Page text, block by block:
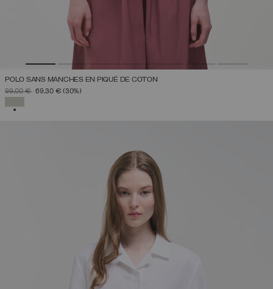
POLO SANS MANCHES EN PIQUÉ DE COTON
PRIX RÉDUIT DE
99,00 €À69,30 €(30%)